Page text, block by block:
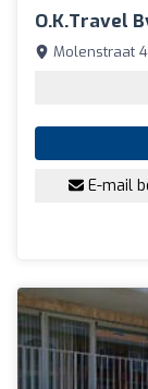
O.K.Travel
Molenstraat
E-mail